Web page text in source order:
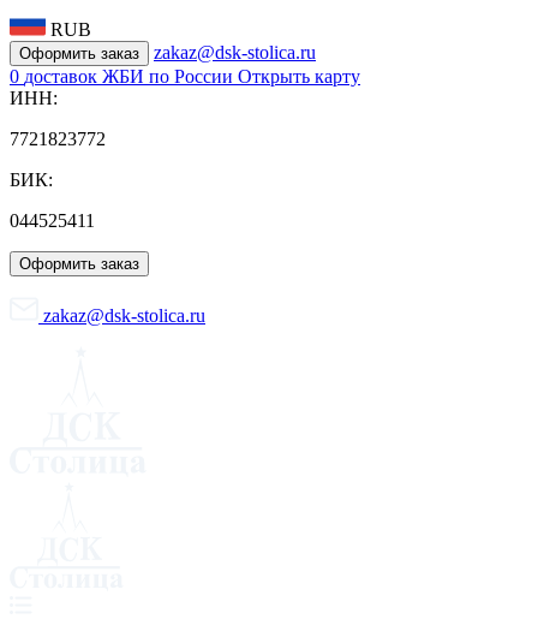
RUB
Оформить заказ
zakaz@dsk-stolica.ru
0 доставок ЖБИ по России Открыть карту
ИНН:
7721823772
БИК:
044525411
Оформить заказ
zakaz@dsk-stolica.ru